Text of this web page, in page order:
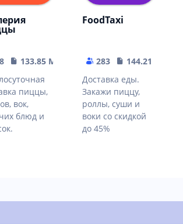
133.85 MB
пиццы,
вок,
блюд и
FoodTaxi
283
144.21 MB
Доставка еды.
Закажи пиццу,
роллы, суши и
воки со скидкой
до 45%